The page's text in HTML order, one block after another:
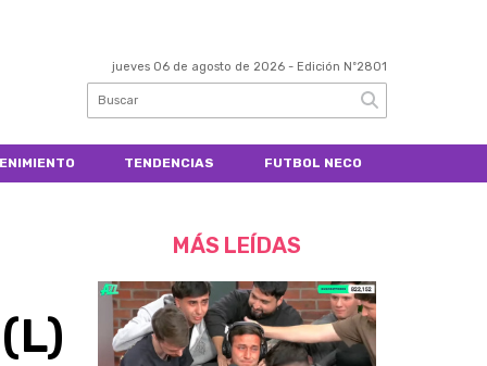
jueves 06 de agosto de 2026 - Edición Nº2801
TENDENCIAS FUTBOL NECO
MÁS LEÍDAS